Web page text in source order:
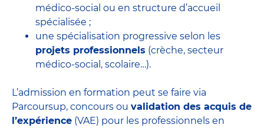
médico-social ou en structure d’accueil
spécialisée ;
une spécialisation progressive selon les
projets professionnels (crèche, secteur
médico-social, scolaire…).
L’admission en formation peut se faire via
Parcoursup, concours ou validation des acquis de
l’expérience (VAE) pour les professionnels en